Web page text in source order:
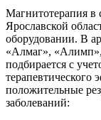
Магнитотерапия в
Ярославской
оборудовании. В
«Алмаг»,
подбирается с
терапевтического
положительные
заболеваний: